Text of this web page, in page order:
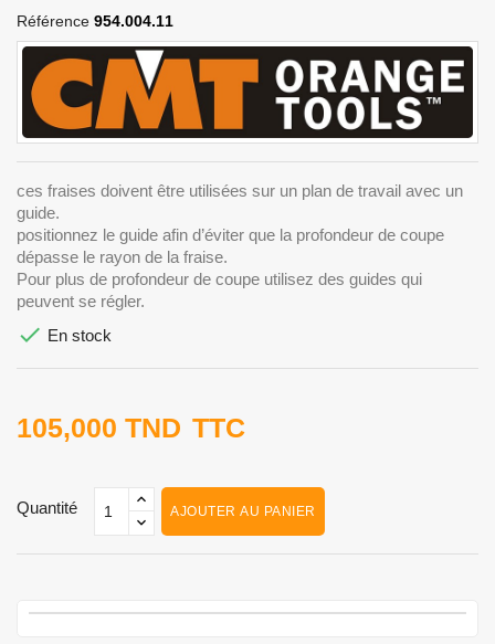
Référence 954.004.11
ces fraises doivent être utilisées sur un plan de travail avec un
guide.
positionnez le guide afin d’éviter que la profondeur de coupe
dépasse le rayon de la fraise.
Pour plus de profondeur de coupe utilisez des guides qui
peuvent se régler.
 En stock
105,000 TND TTC
Quantité AJOUTER AU PANIER